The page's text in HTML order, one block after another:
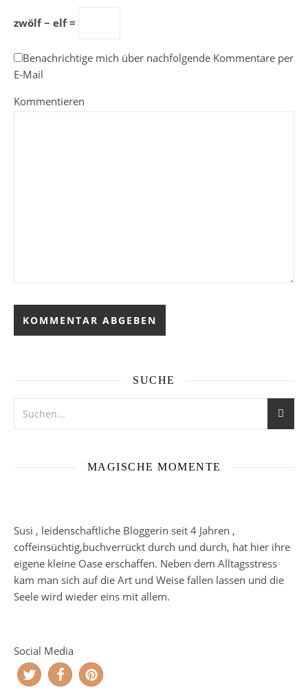
zwölf − elf =
Benachrichtige mich über nachfolgende Kommentare per
E-Mail
Kommentieren
SUCHE
MAGISCHE MOMENTE
Susi , leidenschaftliche Bloggerin seit 4 Jahren ,
coffeinsüchtig,buchverrückt durch und durch, hat hier ihre
eigene kleine Oase erschaffen. Neben dem Alltagsstress
kam man sich auf die Art und Weise fallen lassen und die
Seele wird wieder eins mit allem.
Social Media